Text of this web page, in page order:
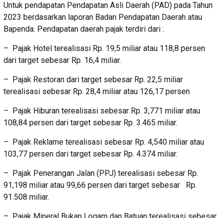
Untuk pendapatan Pendapatan Asli Daerah (PAD) pada Tahun
2023 berdasarkan laporan Badan Pendapatan Daerah atau
Bapenda. Pendapatan daerah pajak terdiri dari :
– Pajak Hotel terealisasi Rp. 19,5 miliar atau 118,8 persen
dari target sebesar Rp. 16,4 miliar.
– Pajak Restoran dari target sebesar Rp. 22,5 miliar
terealisasi sebesar Rp. 28,4 miliar atau 126,17 persen
– Pajak Hiburan terealisasi sebesar Rp. 3,771 miliar atau
108,84 persen dari target sebesar Rp. 3.465 miliar.
– Pajak Reklame terealisasi sebesar Rp. 4,540 miliar atau
103,77 persen dari target sebesar Rp. 4.374 miliar.
– Pajak Penerangan Jalan (PPJ) terealisasi sebesar Rp.
91,198 miliar atau 99,66 persen dari target sebesar Rp.
91.508 miliar.